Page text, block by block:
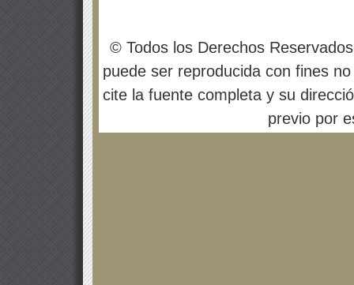
© Todos los Derechos
puede ser reproducida con fines
cite la fuente completa y su
previo por